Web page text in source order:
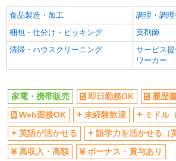
食品製造・加工
調理・調
梱包・仕分け・ピッキング
薬剤師
清掃・ハウスクリーニング
サービス
ワーカー
家電・携帯販売 即日勤務OK
履歴
Web面接OK
未経験歓迎
ミドル
英語が活かせる
語学力を活かせる（
高収入・高額
ボーナス・賞与あり